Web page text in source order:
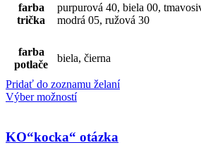
farba
trička
purpurová 40, biela 00,
modrá 05, ružová 30
farba
potlače
biela, čierna
Pridať do zoznamu želaní
Výber možností
KO“kocka“ otázka